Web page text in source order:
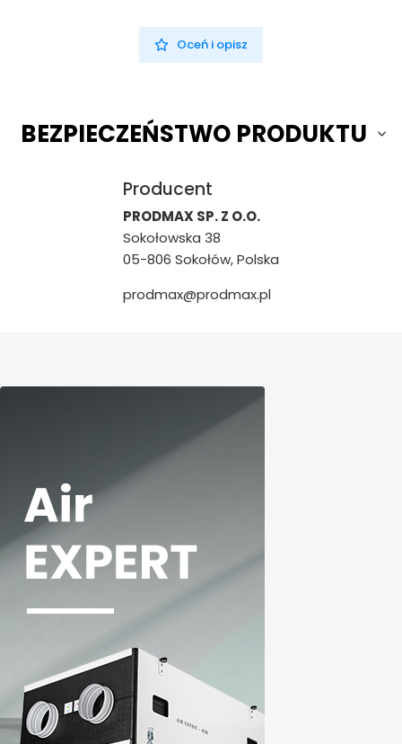
Oceń i opisz
BEZPIECZEŃSTWO PRODUKTU
Producent
PRODMAX SP. Z O.O.
Sokołowska 38
05-806 Sokołów, Polska
prodmax@prodmax.pl